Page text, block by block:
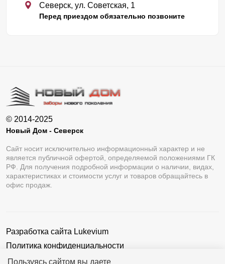
Пользуясь сайтом вы даете
Северск, ул. Советская, 1
Перед приездом обязательно позвоните
© 2014-2025
Новый Дом - Северск
Сайт носит исключительно информационный характер и не
является публичной офертой, определяемой положениями ГК
РФ. Для получения подробной информации о наличии, видах,
характеристиках и стоимости услуг и товаров обращайтесь в
офис продаж.
Разработка сайта Lukevium
Политика конфиденциальности
Пользовательское соглашение